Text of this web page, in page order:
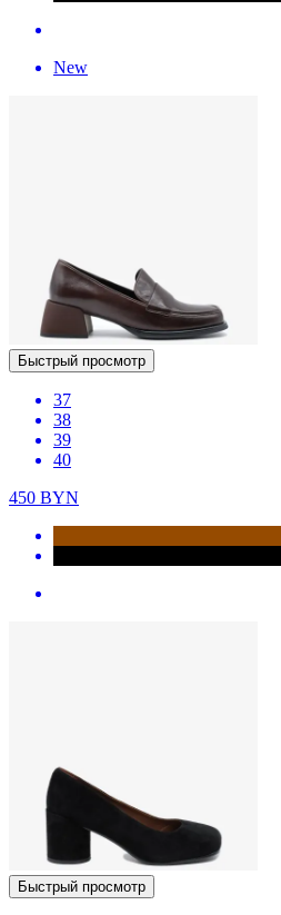
New
Быстрый просмотр
37
38
39
40
450 BYN
Быстрый просмотр